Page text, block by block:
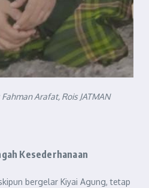
Arafat, Rois JATMAN
Kesederhanaan
bergelar Kiyai Agung, tetap